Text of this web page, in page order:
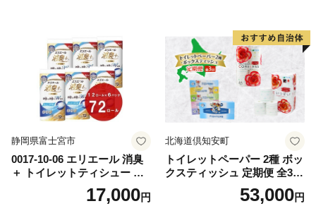
ー 消耗品 備蓄 送料無料 北海
道 倶知安町 日用品
静岡県富士宮市
0017-10-06 エリエール 消臭
＋ トイレットティシュー し
っかり香るフレッシュクリア
の香り ダブル 12ロール×6パ
17,000円
北海道倶知安町
トイレットペーパー 2種 ボッ
クスティッシュ 定期便 全3
回 日本製 まとめ買い 防災
常備品 日用雑貨 消耗品 生活
53,000円